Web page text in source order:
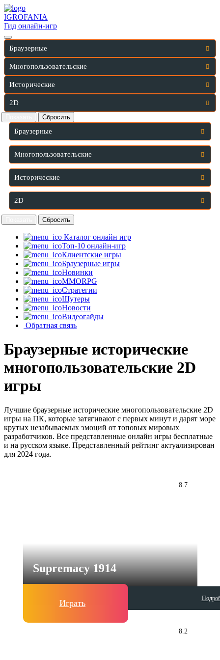
IGROFANIA
Гид онлайн-игр
Браузерные
Многопользовательские
Исторические
2D
Браузерные
Многопользовательские
Исторические
2D
Каталог онлайн игр
Топ-10 онлайн-игр
Клиентские игры
Браузерные игры
Новинки
MMORPG
Стратегии
Шутеры
Новости
Видеогайды
Обратная связь
Браузерные исторические
многопользовательские 2D
игры
Лучшие браузерные исторические многопользовательские 2D
игры на ПК, которые затягивают с первых минут и дарят море
крутых незабываемых эмоций от топовых мировых
разработчиков. Все представленные онлайн игры бесплатные
и на русском языке. Представленный рейтинг актуализирован
для 2024 года.
8.7
Supremacy 1914
Играть
8.2